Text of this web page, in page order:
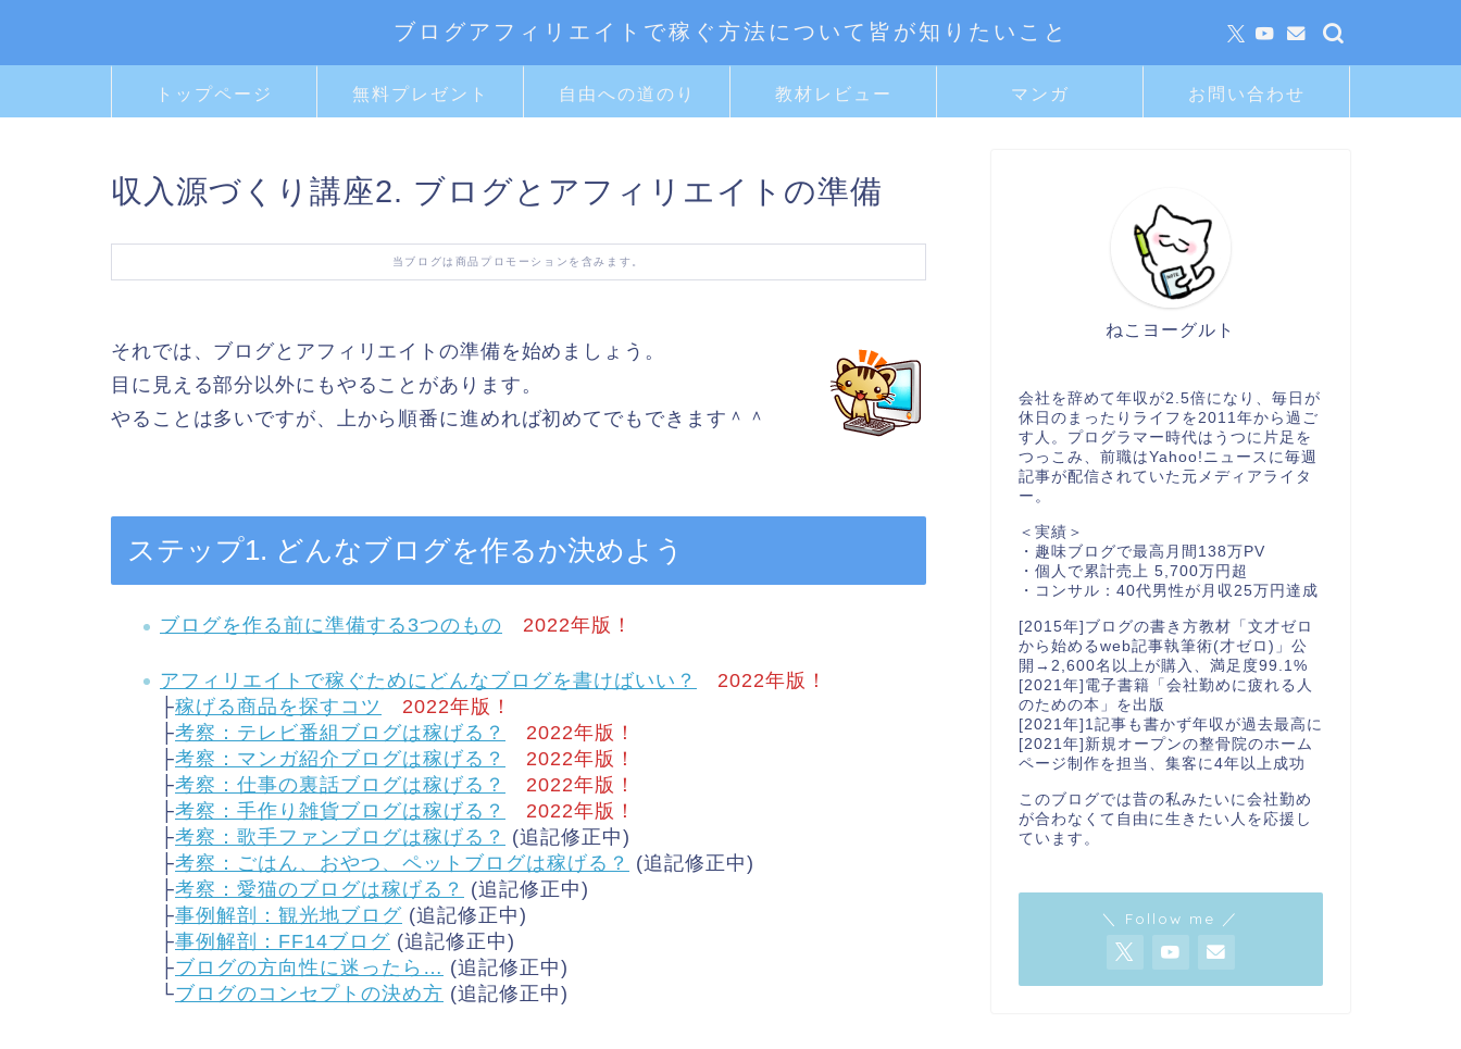
ブログアフィリエイトで稼ぐ方法について皆が知りたいこと
トップページ 無料プレゼント 自由への道のり 教材レビュー マンガ お問い合わせ
収入源づくり講座2. ブログとアフィリエイトの準備
当ブログは商品プロモーションを含みます。
それでは、ブログとアフィリエイトの準備を始めましょう。
目に見える部分以外にもやることがあります。
やることは多いですが、上から順番に進めれば初めてでもできます＾＾
ステップ1. どんなブログを作るか決めよう
ブログを作る前に準備する3つのもの 2022年版！
アフィリエイトで稼ぐためにどんなブログを書けばいい？
2022年版！
├稼げる商品を探すコツ
2022年版！
├考察：テレビ番組ブログは稼げる？
2022年版！
├考察：マンガ紹介ブログは稼げる？
2022年版！
├考察：仕事の裏話ブログは稼げる？
2022年版！
├考察：手作り雑貨ブログは稼げる？
2022年版！
├考察：歌手ファンブログは稼げる？
(追記修正中)
├考察：ごはん、おやつ、ペットブログは稼げる？
(追記修正中)
├考察：愛猫のブログは稼げる？
(追記修正中)
├事例解剖：観光地ブログ (追記修正中)
├事例解剖：FF14ブログ (追記修正中)
├ブログの方向性に迷ったら… (追記修正中)
└ブログのコンセプトの決め方 (追記修正中)
ねこヨーグルト
会社を辞めて年収が2.5倍になり、毎日が
休日のまったりライフを2011年から過ご
す人。プログラマー時代はうつに片足を
つっこみ、前職はYahoo!ニュースに毎週
記事が配信されていた元メディアライタ
ー。
＜実績＞
・趣味ブログで最高月間138万PV
・個人で累計売上 5,700万円超
・コンサル：40代男性が月収25万円達成
[2015年]ブログの書き方教材「文才ゼロ
から始めるweb記事執筆術(才ゼロ)」公
開→2,600名以上が購入、満足度99.1%
[2021年]電子書籍「会社勤めに疲れる人
のための本」を出版
[2021年]1記事も書かず年収が過去最高に
[2021年]新規オープンの整骨院のホーム
ページ制作を担当、集客に4年以上成功
このブログでは昔の私みたいに会社勤め
が合わなくて自由に生きたい人を応援し
ています。
＼ Follow me ／